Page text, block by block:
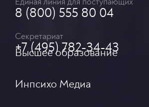
8 (800) 555 80 04
Секретариат
+7 (495) 782-34-43
Высшее образование
Инпсихо Медиа